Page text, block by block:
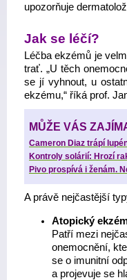
upozorňuje
Jak se léčí?
Léčba ekzémů je
trať. „U těch
se jí vyhnout, u
ekzému,“ říká prof.
MŮŽE VÁS
Cameron Diaz trápí
Kontroly solárií: Hrozí
Pivo prospívá i ženám.
A právě nejčastější
Atopický
Patří mezi
onemocnění,
se o imunitní
a projevuje se